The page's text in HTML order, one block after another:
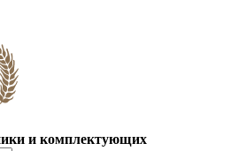
и комплектующих